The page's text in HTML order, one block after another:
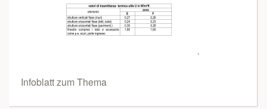
Infoblatt zum Thema